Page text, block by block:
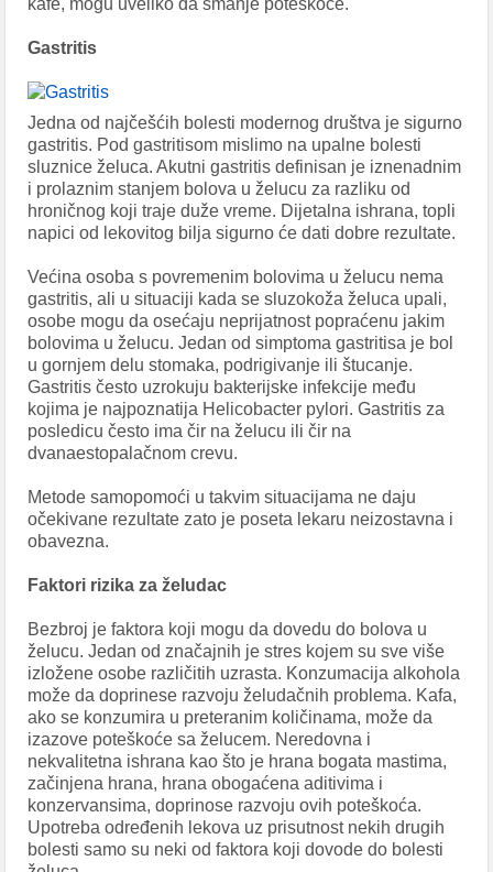
kafe, mogu uveliko da smanje poteškoće.
Gastritis
Jedna od najčešćih bolesti modernog društva je sigurno
gastritis. Pod gastritisom mislimo na upalne bolesti
sluznice želuca. Akutni gastritis definisan je iznenadnim
i prolaznim stanjem bolova u želucu za razliku od
hroničnog koji traje duže vreme. Dijetalna ishrana, topli
napici od lekovitog bilja sigurno će dati dobre rezultate.
Većina osoba s povremenim bolovima u želucu nema
gastritis, ali u situaciji kada se sluzokoža želuca upali,
osobe mogu da osećaju neprijatnost popraćenu jakim
bolovima u želucu. Jedan od simptoma gastritisa je bol
u gornjem delu stomaka, podrigivanje ili štucanje.
Gastritis često uzrokuju bakterijske infekcije među
kojima je najpoznatija Helicobacter pylori. Gastritis za
posledicu često ima čir na želucu ili čir na
dvanaestopalačnom crevu.
Metode samopomoći u takvim situacijama ne daju
očekivane rezultate zato je poseta lekaru neizostavna i
obavezna.
Faktori rizika za želudac
Bezbroj je faktora koji mogu da dovedu do bolova u
želucu. Jedan od značajnih je stres kojem su sve više
izložene osobe različitih uzrasta. Konzumacija alkohola
može da doprinese razvoju želudačnih problema. Kafa,
ako se konzumira u preteranim količinama, može da
izazove poteškoće sa želucem. Neredovna i
nekvalitetna ishrana kao što je hrana bogata mastima,
začinjena hrana, hrana obogaćena aditivima i
konzervansima, doprinose razvoju ovih poteškoća.
Upotreba određenih lekova uz prisutnost nekih drugih
bolesti samo su neki od faktora koji dovode do bolesti